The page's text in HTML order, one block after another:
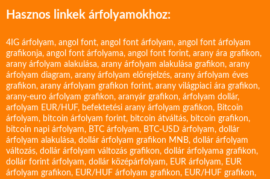
Hasznos linkek árfolyamokhoz:
4IG árfolyam, angol font, angol font árfolyam, angol font árfolyam
grafikonja, angol font árfolyama, angol font forint, arany ára grafikon,
arany árfolyam alakulása, arany árfolyam alakulása grafikon, arany
árfolyam diagram, arany árfolyam előrejelzés, arany árfolyam éves
grafikon, arany árfolyam grafikon forint, arany világpiaci ára grafikon,
arany-euro árfolyam grafikon, aranyár grafikon, árfolyam dollár,
arfolyam EUR/HUF, befektetési arany árfolyam grafikon, Bitcoin
árfolyam, bitcoin árfolyam forint, bitcoin átváltás, bitcoin grafikon,
bitcoin napi árfolyam, BTC árfolyam, BTC-USD árfolyam, dollár
árfolyam alakulása, dollár árfolyam grafikon MNB, dollár árfolyam
változás, dollár árfolyam változás grafikon, dollár árfolyama grafikon,
dollár forint árfolyam, dollár középárfolyam, EUR árfolyam, EUR
árfolyam grafikon, EUR/HUF árfolyam grafikon, EUR/HUF grafikon,